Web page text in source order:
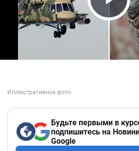
Play
Будьте первыми в
подпишитесь на
Google